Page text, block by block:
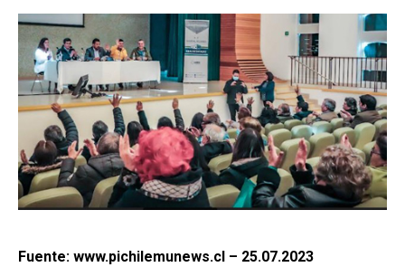
Fuente: www.pichilemunews.cl – 25.07.2023